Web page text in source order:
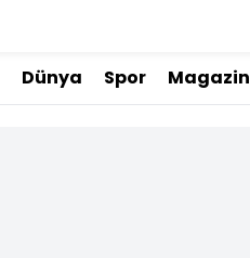
Dünya Spor Magazin